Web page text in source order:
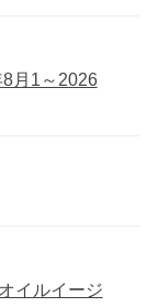
月1～2026
イルイージ